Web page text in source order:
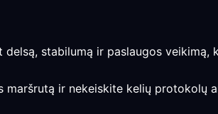
stabilumą ir paslaugos veikimą,
maršrutą ir nekeiskite kelių protokolų